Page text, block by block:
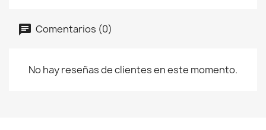
Comentarios (0)
No hay reseñas de clientes en este momento.